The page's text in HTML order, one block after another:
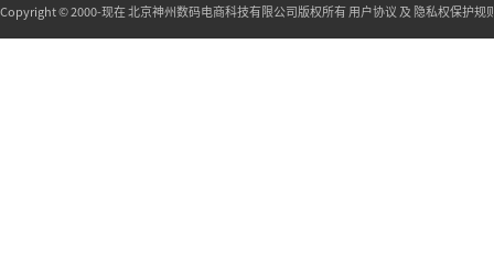
Copyright © 2000-现在 北京神州数码电商科技有限公司版权所有 用户协议 及 隐私权保护规